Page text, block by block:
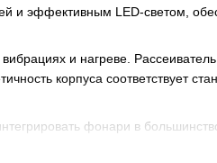
и эффективным LED-светом,
и нагреве. Рассеиватель
корпуса соответствует
фонари в